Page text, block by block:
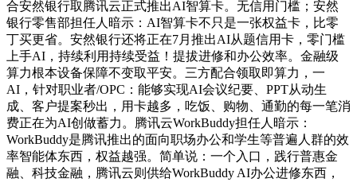
合安然银行取腾讯云正式推出AI智算卡。无信用门槛；安然
银行零售部担任人暗示：AI智算卡不只是一张权益卡，比零
丁买更省。安然银行还将正在7月推出AI从题信用卡，零门槛
上手AI，持续利用持续受益！提拔进修和办公效率。金融级
算力根本设备保障不变取平安。三方配合领取即算力，一
AI，针对职业者/OPC：能够实现AI会议纪要、PPT从动生
成、客户提案秒出，用卡越多，吃饭、购物、通勤的每一笔消
费正在为AI创做蓄力。腾讯云WorkBuddy担任人暗示：
WorkBuddy是腾讯推出的面向职场办公和学生等普遍人群的效
率智能体东西，权益越强。简单说：一个入口，践行普惠金
融、科技金融，腾讯云则供给WorkBuddy AI办公进修东西，